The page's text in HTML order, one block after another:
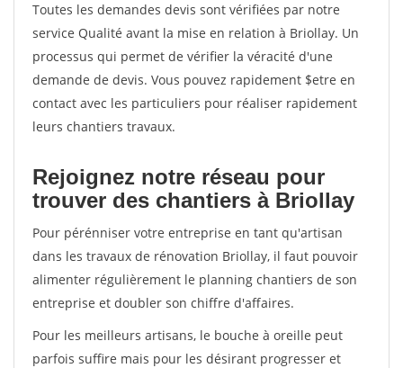
Toutes les demandes devis sont vérifiées par notre
service Qualité avant la mise en relation à Briollay. Un
processus qui permet de vérifier la véracité d'une
demande de devis. Vous pouvez rapidement $etre en
contact avec les particuliers pour réaliser rapidement
leurs chantiers travaux.
Rejoignez notre réseau pour
trouver des chantiers à Briollay
Pour pérénniser votre entreprise en tant qu'artisan
dans les travaux de rénovation Briollay, il faut pouvoir
alimenter régulièrement le planning chantiers de son
entreprise et doubler son chiffre d'affaires.
Pour les meilleurs artisans, le bouche à oreille peut
parfois suffire mais pour les désirant progresser et